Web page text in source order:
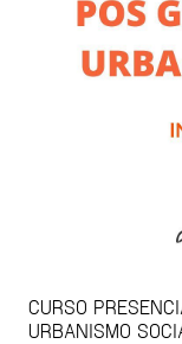
CURSO
URBANISMO